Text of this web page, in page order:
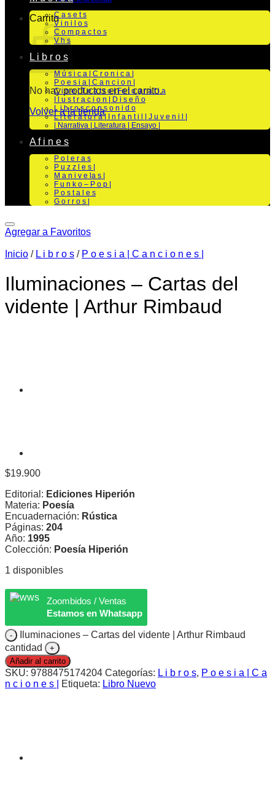
Carrito
No hay productos en el carrito.
Volver a la tienda
C a s e t s
V i n i l o s
C o m p a c t o s
V h s
L i b r o s
M ú s i c a | C r o n i c a |
P o e s i a | C a n c i o n |
C i n e | T e a t r o | Fo t o g r a f i a
I l u s t r a c i o n | D i s e ñ o
L i b r o s c o n s o n i d o
L i t e r a t u r a | I n f a n t i l | J u v e n i l |
| Narrativa | Literatura | Ensayo |
A f i n e s
P o l e r a s
P u z z l e s |
M a n i v e la s |
F u n k o – P o p |
P o s t a l e s
G o r r o s |
Agregar a Favoritos
Inicio / L i b r o s / P o e s i a | C a n c i o n e s |
Iluminaciones – Cartas del
vidente | Arthur Rimbaud
$19.900
Editorial: Ediciones Hiperión
Materia: Poesía
Encuadernación: Rústica
Páginas: 204
Año: 1995
Colección: Poesía Hiperión
1 disponibles
Zoombidos / Ventas
Estamos en Whatsapp
Iluminaciones – Cartas del vidente | Arthur Rimbaud
cantidad
Añadir al carrito
SKU: 9788475174204 Categorías: L i b r o s, P o e s i a | C a
n c i o n e s |
Etiqueta: Libro Nuevo